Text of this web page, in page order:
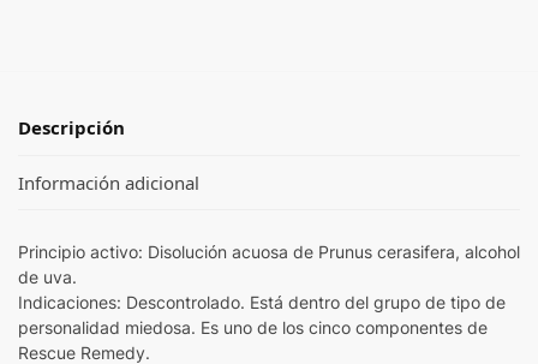
Descripción
Información adicional
Principio activo: Disolución acuosa de Prunus cerasifera, alcohol
de uva.
Indicaciones: Descontrolado. Está dentro del grupo de tipo de
personalidad miedosa. Es uno de los cinco componentes de
Rescue Remedy.